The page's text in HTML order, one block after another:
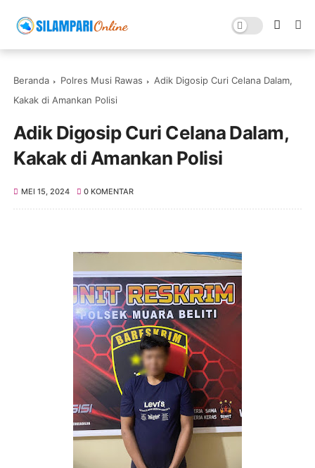
Beranda Polres Musi Rawas
Adik Digosip Curi Celana Dalam,
Kakak di Amankan Polisi
Adik Digosip Curi Celana Dalam,
Kakak di Amankan Polisi
MEI 15, 2024 0 KOMENTAR